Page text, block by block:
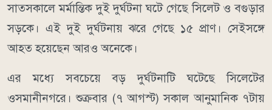
সাতসকালে মর্মান্তিক দুই দুর্ঘটনা ঘটে গেছে সিলেট ও বগুড়ার
সড়কে। এই দুই দুর্ঘটনায় ঝরে গেছে ১৫ প্রাণ। সেইসঙ্গে
আহত হয়েছেন আরও অনেকে।
এর মধ্যে সবচেয়ে বড় দুর্ঘটনাটি ঘটেছে সিলেটের
ওসমানীনগরে। শুক্রবার (৭ আগস্ট) সকাল আনুমানিক ৭টায়